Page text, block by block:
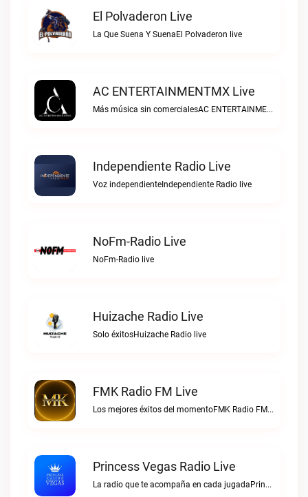
El Polvaderon Live
La Que Suena Y SuenaEl Polvaderon live
AC ENTERTAINMENTMX Live
Más música sin comercialesAC ENTERTAINMENTMX live
Independiente Radio Live
Voz independienteIndependiente Radio live
NoFm-Radio Live
NoFm-Radio live
Huizache Radio Live
Solo éxitosHuizache Radio live
FMK Radio FM Live
Los mejores éxitos del momentoFMK Radio FM live
Princess Vegas Radio Live
La radio que te acompaña en cada jugadaPrincess Vegas Radio live